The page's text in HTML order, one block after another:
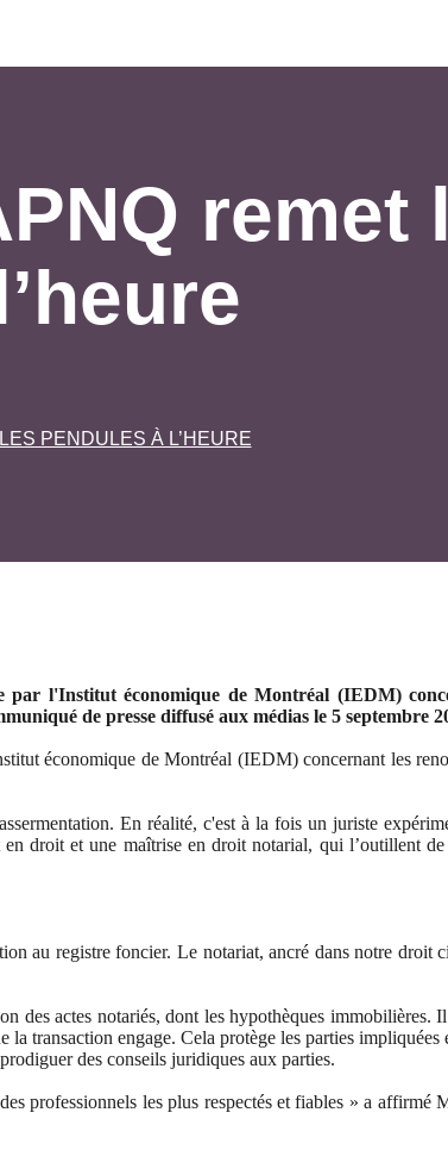
remet
PENDULES À L’HEURE
l'Institut économique de Montréal (IEDM)
de presse diffusé aux médias le 5 septembre
économique de Montréal (IEDM) concernant les
En réalité, c'est à la fois un juriste
droit et une maîtrise en droit notarial, qui l’outillent
au registre foncier. Le notariat, ancré dans notre droit
des actes notariés, dont les hypothèques immobilières.
transaction engage. Cela protège les parties impliquées
des conseils juridiques aux parties.
professionnels les plus respectés et fiables » a affirmé